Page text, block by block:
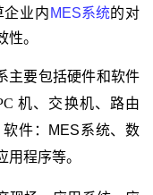
企业内 MES系统的对
。
主要包括硬件和软件
机、 交换机、路由
件：MES系统、数
用程序等。